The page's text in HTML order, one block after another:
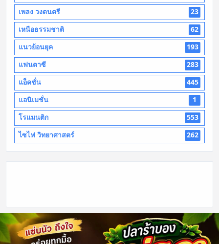
เพลง วงดนตรี
23
เหนือธรรมชาติ
62
แนวย้อนยุค
193
แฟนตาซี
283
แอ็คชั่น
445
แอนิเมชั่น
1
โรแมนติก
553
ไซไฟ วิทยาศาสตร์
262